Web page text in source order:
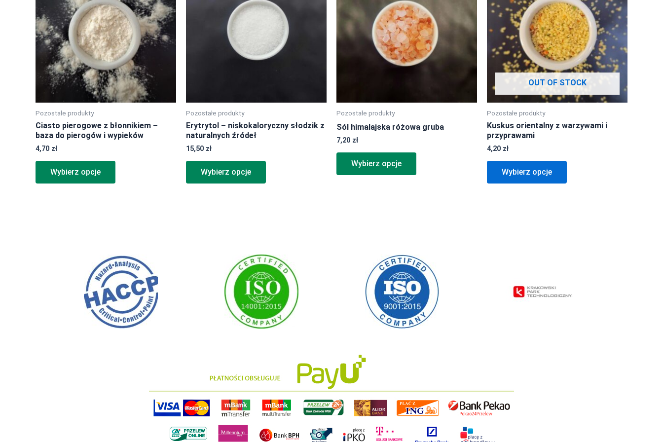
Pozostałe produkty
Ciasto pierogowe z błonnikiem –
baza do pierogów i wypieków
4,70 zł
Wybierz opcje
wiele
wariantów.
Opcje
można
wybrać
na
stronie
produktu
Pozostałe produkty
Erytrytol – niskokaloryczny słodzik z
naturalnych źródeł
15,50 zł
Wybierz opcje
wiele
wariantów.
Opcje
można
wybrać
Pozostałe produkty
Sól himalajska różowa gruba
7,20 zł
Wybierz opcje
wiele
wariantów.
Opcje
można
wybrać
OUT OF STOCK
Pozostałe produkty
Kuskus orientalny z warzywami i
przyprawami
4,20 zł
Wybierz opcje
wiele
wariantów.
Opcje
można
wybrać
na
stronie
produktu